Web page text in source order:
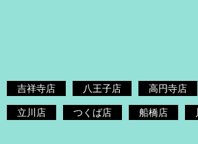
吉祥寺店 八王子店 高円寺店
立川店 つくば店 船橋店